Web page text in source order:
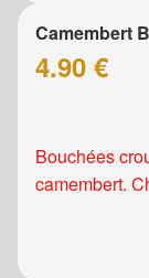
Camembert
4.90 €
Bouchées
camembert.